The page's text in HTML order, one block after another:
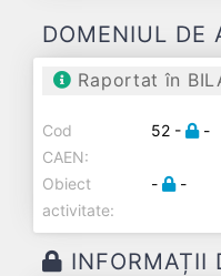
DOMENIUL DE
Raportat în
Cod
CAEN:
52 - -
Obiect
activitate:
- -
INFORMAȚII